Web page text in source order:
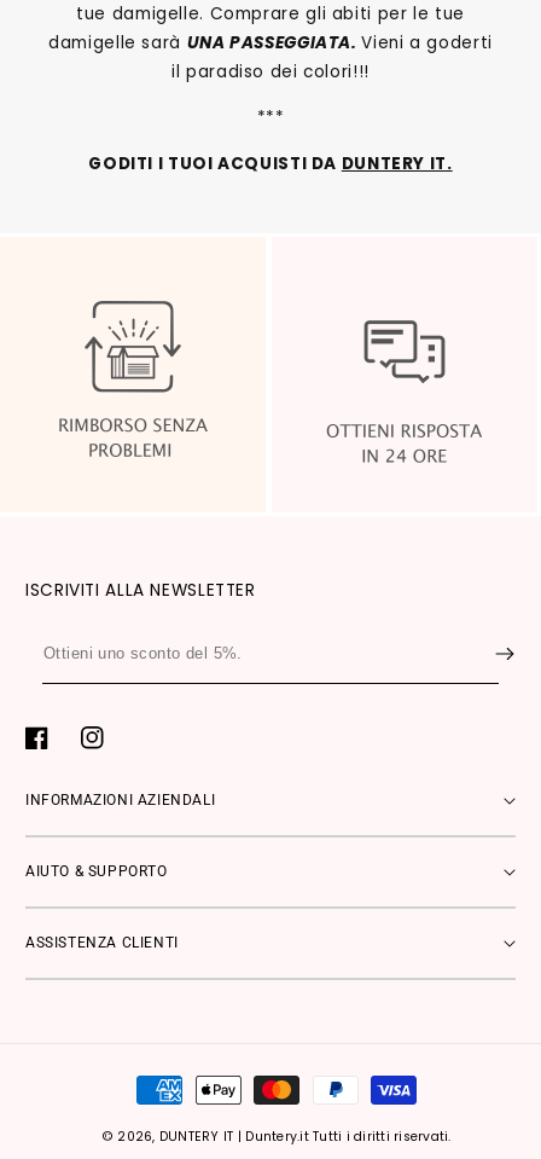
tue damigelle. Comprare gli abiti per le tue
damigelle sarà UNA PASSEGGIATA.Vieni a goderti
il paradiso dei colori!!!
***
GODITI I TUOI ACQUISTI DA DUNTERY IT.
ISCRIVITI ALLA NEWSLETTER
Ottieni
uno
del
FacebookInstagram
INFORMAZIONI AZIENDALI
AIUTO & SUPPORTO
ASSISTENZA CLIENTI
Metodi
di
pagamento
© 2026, DUNTERY IT | Duntery.it Tutti i diritti riservati.